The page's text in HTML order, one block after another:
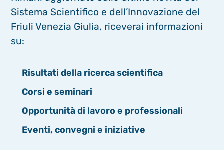
Sistema Scientifico e dell’Innovazione del
Friuli Venezia Giulia, riceverai informazioni
su:
Risultati della ricerca scientifica
Corsi e seminari
Opportunità di lavoro e professionali
Eventi, convegni e iniziative